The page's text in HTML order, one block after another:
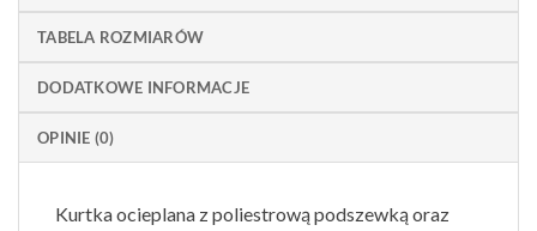
TABELA ROZMIARÓW
DODATKOWE INFORMACJE
OPINIE (0)
Kurtka ocieplana z poliestrową podszewką oraz